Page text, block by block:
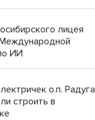
лицея
ИИ
о.п. Радуга
строить в